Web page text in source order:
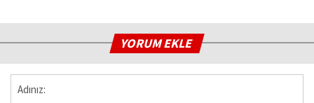
YORUM EKLE